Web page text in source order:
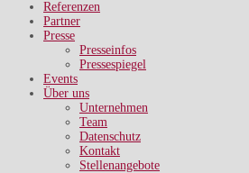
Referenzen
Partner
Presse
Presseinfos
Pressespiegel
Events
Über uns
Unternehmen
Team
Datenschutz
Kontakt
Stellenangebote